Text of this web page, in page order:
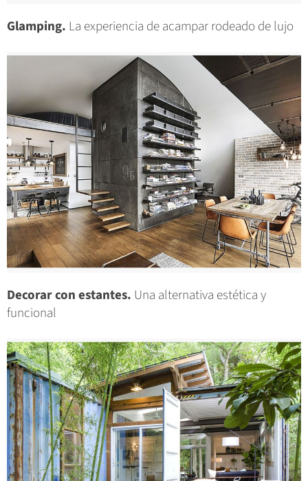
Glamping. La experiencia de acampar rodeado de lujo
Decorar con estantes. Una alternativa estética y
funcional